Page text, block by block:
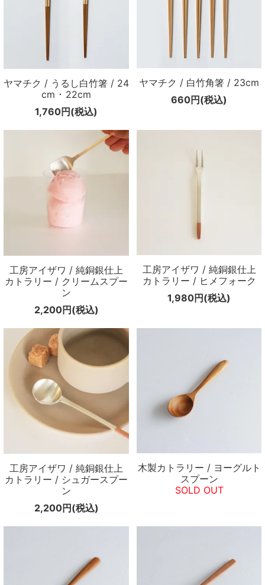
ヤマチク / うるし白竹箸 / 24
cm ･ 22cm
1,760円(税込)
ヤマチク / 白竹角箸 / 23cm
660円(税込)
工房アイザワ / 純銅銀仕上
カトラリー / クリームスプー
ン
2,200円(税込)
工房アイザワ / 純銅銀仕上
カトラリー / ヒメフォーク
1,980円(税込)
工房アイザワ / 純銅銀仕上
カトラリー / シュガースプー
ン
2,200円(税込)
木製カトラリー / ヨーグルト
スプーン
SOLD OUT